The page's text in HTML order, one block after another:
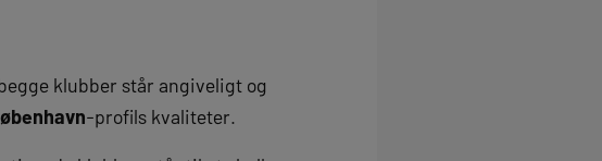
klubber står angiveligt og
-profils kvaliteter.